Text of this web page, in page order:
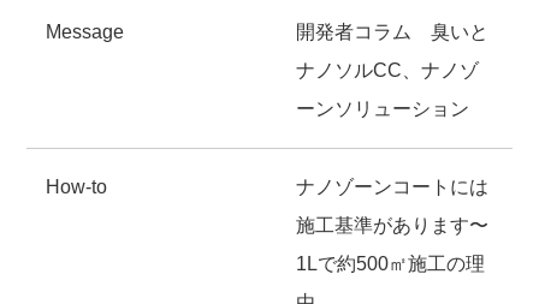
Message
開発者コラム 臭いと
ナノソルCC、ナノゾ
ーンソリューション
How-to
ナノゾーンコートには
施工基準があります〜
1Lで約500㎡施工の理